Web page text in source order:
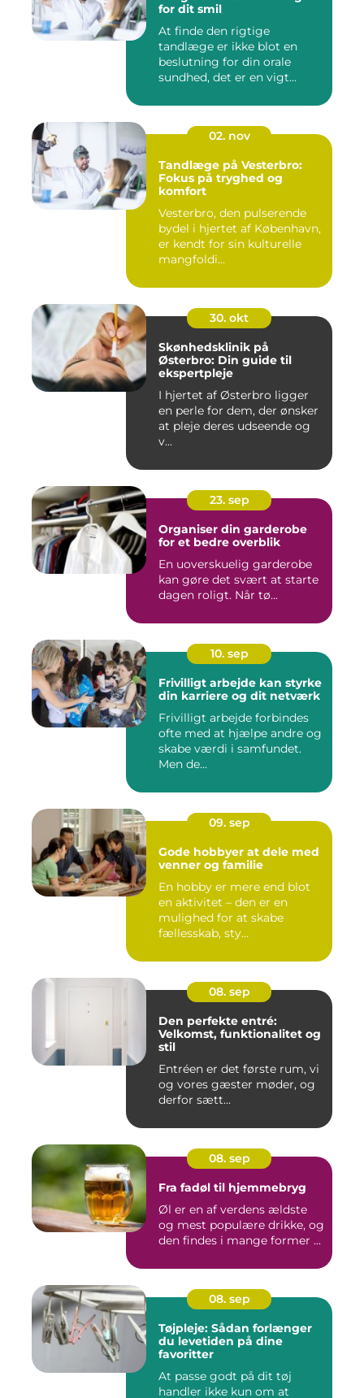
for dit smil
At finde den rigtige
tandlæge er ikke blot en
beslutning for din orale
sundhed, det er en vigt...
02. nov
Tandlæge på Vesterbro:
Fokus på tryghed og
komfort
Vesterbro, den pulserende
bydel i hjertet af København,
er kendt for sin kulturelle
mangfoldi...
30. okt
Skønhedsklinik på
Østerbro: Din guide til
ekspertpleje
I hjertet af Østerbro ligger
en perle for dem, der ønsker
at pleje deres udseende og
v...
23. sep
Organiser din garderobe
for et bedre overblik
En uoverskuelig garderobe
kan gøre det svært at starte
dagen roligt. Når tø...
10. sep
Frivilligt arbejde kan styrke
din karriere og dit netværk
Frivilligt arbejde forbindes
ofte med at hjælpe andre og
skabe værdi i samfundet.
Men de...
09. sep
Gode hobbyer at dele med
venner og familie
En hobby er mere end blot
en aktivitet – den er en
mulighed for at skabe
fællesskab, sty...
08. sep
Den perfekte entré:
Velkomst, funktionalitet og
stil
Entréen er det første rum, vi
og vores gæster møder, og
derfor sætt...
08. sep
Fra fadøl til hjemmebryg
Øl er en af verdens ældste
og mest populære drikke, og
den findes i mange former ...
08. sep
Tøjpleje: Sådan forlænger
du levetiden på dine
favoritter
At passe godt på dit tøj
handler ikke kun om at